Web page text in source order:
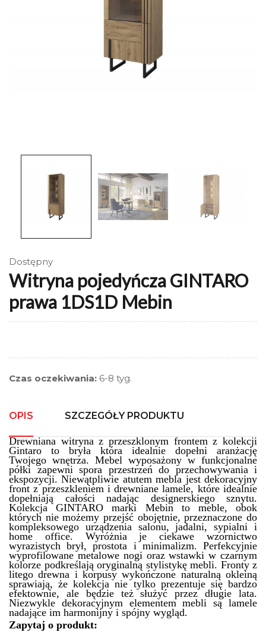
Dostępny
Witryna pojedyńcza GINTARO
prawa 1DS1D Mebin
Czas oczekiwania: 6-8 tyg.
OPIS SZCZEGÓŁY PRODUKTU
Drewniana witryna z przeszklonym frontem z kolekcji
Gintaro to bryła która idealnie dopełni aranżację
Twojego wnętrza. Mebel wyposażony w funkcjonalne
półki zapewni spora przestrzeń do przechowywania i
ekspozycji. Niewątpliwie atutem mebla jest dekoracyjny
front z przeszkleniem i drewniane lamele, które idealnie
dopełniają całości nadając designerskiego sznytu.
Kolekcja GINTARO marki Mebin to meble, obok
których nie możemy przejść obojętnie, przeznaczone do
kompleksowego urządzenia salonu, jadalni, sypialni i
home office. Wyróżnia je ciekawe wzornictwo
wyrazistych brył,prostota i minimalizm. Perfekcyjnie
wyprofilowane metalowe nogi oraz wstawki w czarnym
kolorze podkreślają oryginalną stylistykę mebli. Fronty z
litego drewna i korpusy wykończone naturalną okleiną
sprawiają, że kolekcja nie tylko prezentuje się bardzo
efektownie, ale będzie też służyć przez długie lata.
Niezwykle dekoracyjnym elementem mebli są lamele
nadające im harmonijny i spójny wygląd.
Zapytaj o produkt: